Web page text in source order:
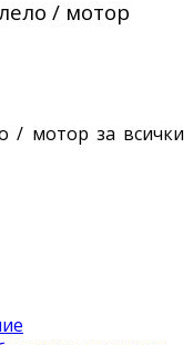
/ мотор
/ мотор за всички